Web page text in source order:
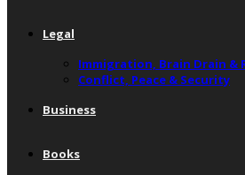
Legal
Immigration, Brain Drain &
Conflict, Peace & Security
Business
Books